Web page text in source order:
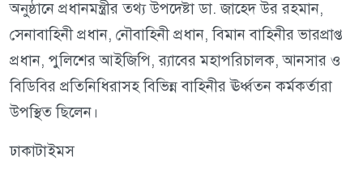
অনুষ্ঠানে প্রধানমন্ত্রীর তথ্য উপদেষ্টা ডা. জাহেদ উর রহমান,
সেনাবাহিনী প্রধান, নৌবাহিনী প্রধান, বিমান বাহিনীর ভারপ্রাপ্ত
প্রধান, পুলিশের আইজিপি, র‍্যাবের মহাপরিচালক, আনসার ও
বিডিবির প্রতিনিধিরাসহ বিভিন্ন বাহিনীর ঊর্ধ্বতন কর্মকর্তারা
উপস্থিত ছিলেন।
ঢাকাটাইমস